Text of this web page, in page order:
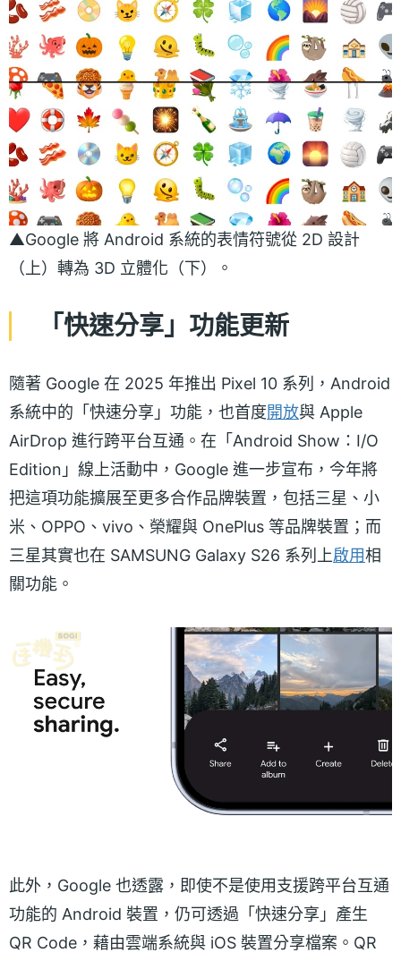
▲Google 將 Android 系統的表情符號從 2D 設計
（上）轉為 3D 立體化（下）。
「快速分享」功能更新
隨著 Google 在 2025 年推出 Pixel 10 系列，Android
系統中的「快速分享」功能，也首度開放與 Apple
AirDrop 進行跨平台互通。在「Android Show：I/O
Edition」線上活動中，Google 進一步宣布，今年將
把這項功能擴展至更多合作品牌裝置，包括三星、小
米、OPPO、vivo、榮耀與 OnePlus 等品牌裝置；而
三星其實也在 SAMSUNG Galaxy S26 系列上啟用相
關功能。
此外，Google 也透露，即使不是使用支援跨平台互通
功能的 Android 裝置，仍可透過「快速分享」產生
QR Code，藉由雲端系統與 iOS 裝置分享檔案。QR